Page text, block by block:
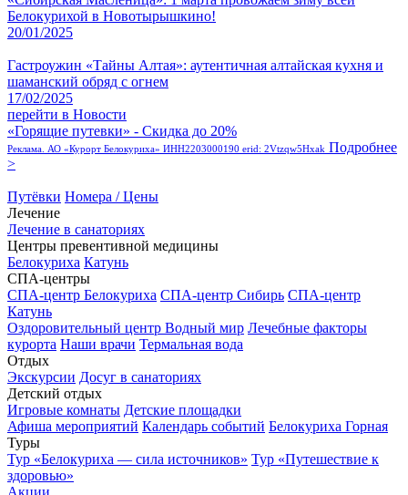
Белокурихой в Новотырышкино!
20/01/2025
Гастроужин «Тайны Алтая»: аутентичная алтайская кухня и
шаманский обряд с огнем
17/02/2025
перейти в Новости
«Горящие путевки» - Скидка до 20%
Реклама. АО «Курорт Белокуриха» ИНН2203000190 erid: 2Vtzqw5Hxak Подробнее
>
Путёвки Номера / Цены
Лечение
Лечение в санаториях
Центры превентивной медицины
Белокуриха Катунь
СПА-центры
СПА-центр Белокуриха СПА-центр Сибирь СПА-центр
Катунь
Оздоровительный центр Водный мир Лечебные факторы
курорта Наши врачи Термальная вода
Отдых
Экскурсии Досуг в санаториях
Детский отдых
Игровые комнаты Детские площадки
Афиша мероприятий Календарь событий Белокуриха Горная
Туры
Тур «Белокуриха — сила источников» Тур «Путешествие к
здоровью»